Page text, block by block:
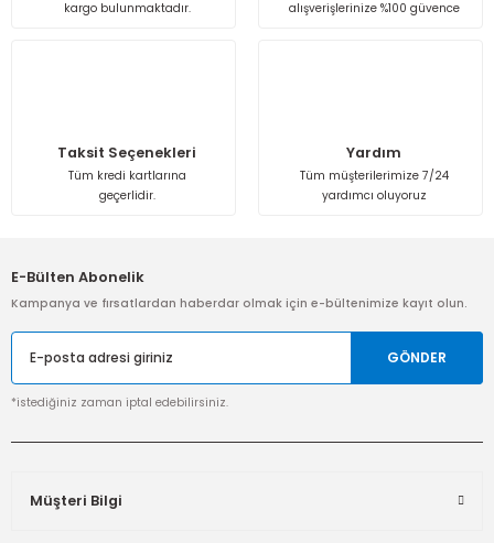
kargo bulunmaktadır.
alışverişlerinize %100 güvence
Taksit Seçenekleri
Tüm kredi kartlarına
geçerlidir.
Yardım
Tüm müşterilerimize 7/24
yardımcı oluyoruz
E-Bülten Abonelik
Kampanya ve fırsatlardan haberdar olmak için e-bültenimize kayıt olun.
GÖNDER
*istediğiniz zaman iptal edebilirsiniz.
Müşteri Bilgi